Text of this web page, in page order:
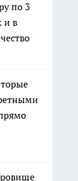
по 3
и в